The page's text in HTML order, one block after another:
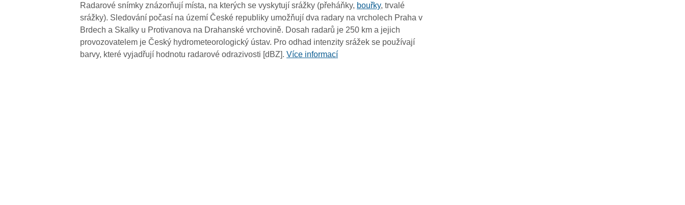
10:10
10:00
09:50
09:40
Radarové snímky znázorňují místa, na kterých se vyskytují srážky (přeháňky, bouřky, trvalé
srážky). Sledování počasí na území České republiky umožňují dva radary na vrcholech Praha v
Brdech a Skalky u Protivanova na Drahanské vrchovině. Dosah radarů je 250 km a jejich
provozovatelem je Český hydrometeorologický ústav. Pro odhad intenzity srážek se používají
barvy, které vyjadřují hodnotu radarové odrazivosti [dBZ].Více informací